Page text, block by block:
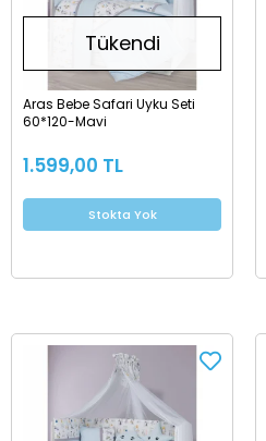
Tükendi
Aras Bebe Safari Uyku Seti
60*120-Mavi
1.599,00 TL
Stokta Yok